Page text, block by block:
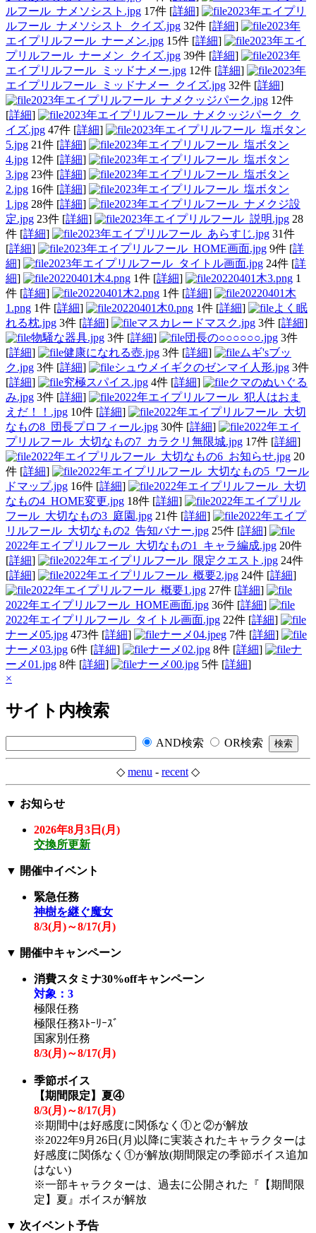
ルフール_ナメソシスト.jpg 17件 [詳細]
2023年エイプリ
ルフール_ナメソシスト_クイズ.jpg 32件 [詳細]
2023年
エイプリルフール_ナーメン.jpg 15件 [詳細]
2023年エイ
プリルフール_ナーメン_クイズ.jpg 39件 [詳細]
2023年
エイプリルフール_ミッドナメー.jpg 12件 [詳細]
2023年
エイプリルフール_ミッドナメー_クイズ.jpg 32件 [詳細]
2023年エイプリルフール_ナメクッジパーク.jpg 12件
[詳細]
2023年エイプリルフール_ナメクッジパーク_ク
イズ.jpg 47件 [詳細]
2023年エイプリルフール_塩ボタン
5.jpg 21件 [詳細]
2023年エイプリルフール_塩ボタン
4.jpg 12件 [詳細]
2023年エイプリルフール_塩ボタン
3.jpg 23件 [詳細]
2023年エイプリルフール_塩ボタン
2.jpg 16件 [詳細]
2023年エイプリルフール_塩ボタン
1.jpg 28件 [詳細]
2023年エイプリルフール_ナメクジ設
定.jpg 23件 [詳細] 2023年エイプリルフール_説明.jpg 28
件 [詳細] 2023年エイプリルフール_あらすじ.jpg 31件
[詳細] 2023年エイプリルフール_HOME画面.jpg 9件 [詳
細] 2023年エイプリルフール_タイトル画面.jpg 24件 [詳
細] 20220401木4.png 1件 [詳細] 20220401木3.png 1
件 [詳細] 20220401木2.png 1件 [詳細]
20220401木
1.png 1件 [詳細] 20220401木0.png 1件 [詳細]
よく眠
れる枕.jpg 3件 [詳細] マスカレードマスク.jpg 3件 [詳細]
物騒な器具.jpg 3件 [詳細] 団長の○○○○○○.jpg 3件
[詳細] 健康になれる壺.jpg 3件 [詳細]
ムギ'sブッ
ク.jpg 3件 [詳細] シュウメイギクのゼンマイ人形.jpg 3件
[詳細] 究極スパイス.jpg 4件 [詳細]
クマのぬいぐる
み.jpg 3件 [詳細]
2022年エイプリルフール_犯人はおま
えだ！！.jpg 10件 [詳細]
2022年エイプリルフール_大切
なもの8_団長プロフィール.jpg 30件 [詳細]
2022年エイ
プリルフール_大切なもの7_カラクリ無限城.jpg 17件 [詳細]
2022年エイプリルフール_大切なもの6_お知らせ.jpg 20
件 [詳細]
2022年エイプリルフール_大切なもの5_ワール
ドマップ.jpg 16件 [詳細]
2022年エイプリルフール_大切
なもの4_HOME変更.jpg 18件 [詳細]
2022年エイプリル
フール_大切なもの3_庭園.jpg 21件 [詳細]
2022年エイプ
リルフール_大切なもの2_告知バナー.jpg 25件 [詳細]
2022年エイプリルフール_大切なもの1_キャラ編成.jpg 20件
[詳細] 2022年エイプリルフール_限定クエスト.jpg 24件
[詳細] 2022年エイプリルフール_概要2.jpg 24件 [詳細]
2022年エイプリルフール_概要1.jpg 27件 [詳細]
2022年エイプリルフール_HOME画面.jpg 36件 [詳細]
2022年エイプリルフール_タイトル画面.jpg 22件 [詳細]
ナーメ05.jpg 473件 [詳細] ナーメ04.jpeg 7件 [詳細]
ナーメ03.jpg 6件 [詳細] ナーメ02.jpg 8件 [詳細]
ナ
ーメ01.jpg 8件 [詳細] ナーメ00.jpg 5件 [詳細]
×
サイト内検索
AND検索 OR検索
◇ menu - recent◇
▼ お知らせ
2026年8月3日(月)
交換所更新
▼ 開催中イベント
緊急任務
神樹を継ぐ魔女
8/3(月 )～8/17(月 )
▼ 開催中キャンペーン
消費スタミナ30%offキャンペーン
対象：3
極限任務
極限任務ｽﾄｰﾘｰｽﾞ
国家別任務
8/3(月 )～8/17(月 )
季節ボイス
【期間限定】夏④
8/3(月 )～8/17(月 )
※期間中は好感度に関係なく①と②が解放
※2022年9月26日(月)以降に実装されたキャラクターは
好感度に関係なく①が解放(期間限定の季節ボイス追加
はない)
※一部キャラクターは、過去に公開された『【期間限
定】夏』ボイスが解放
▼ 次イベント予告